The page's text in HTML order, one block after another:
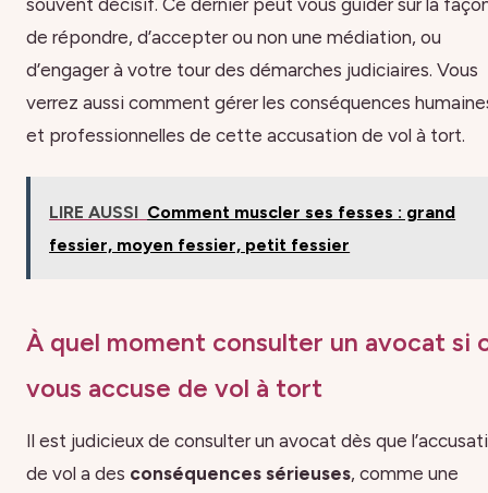
souvent décisif. Ce dernier peut vous guider sur la
de répondre, d’accepter ou non une médiation, ou
d’engager à votre tour des démarches judiciaires. Vous
verrez aussi comment gérer les conséquences
et professionnelles de cette accusation de vol à tort.
LIRE AUSSI Comment muscler ses fesses : grand
fessier, moyen fessier, petit fessier
À quel moment consulter un avocat si
vous accuse de vol à tort
Il est judicieux de consulter un avocat dès que
de vol a des conséquences sérieuses, comme une